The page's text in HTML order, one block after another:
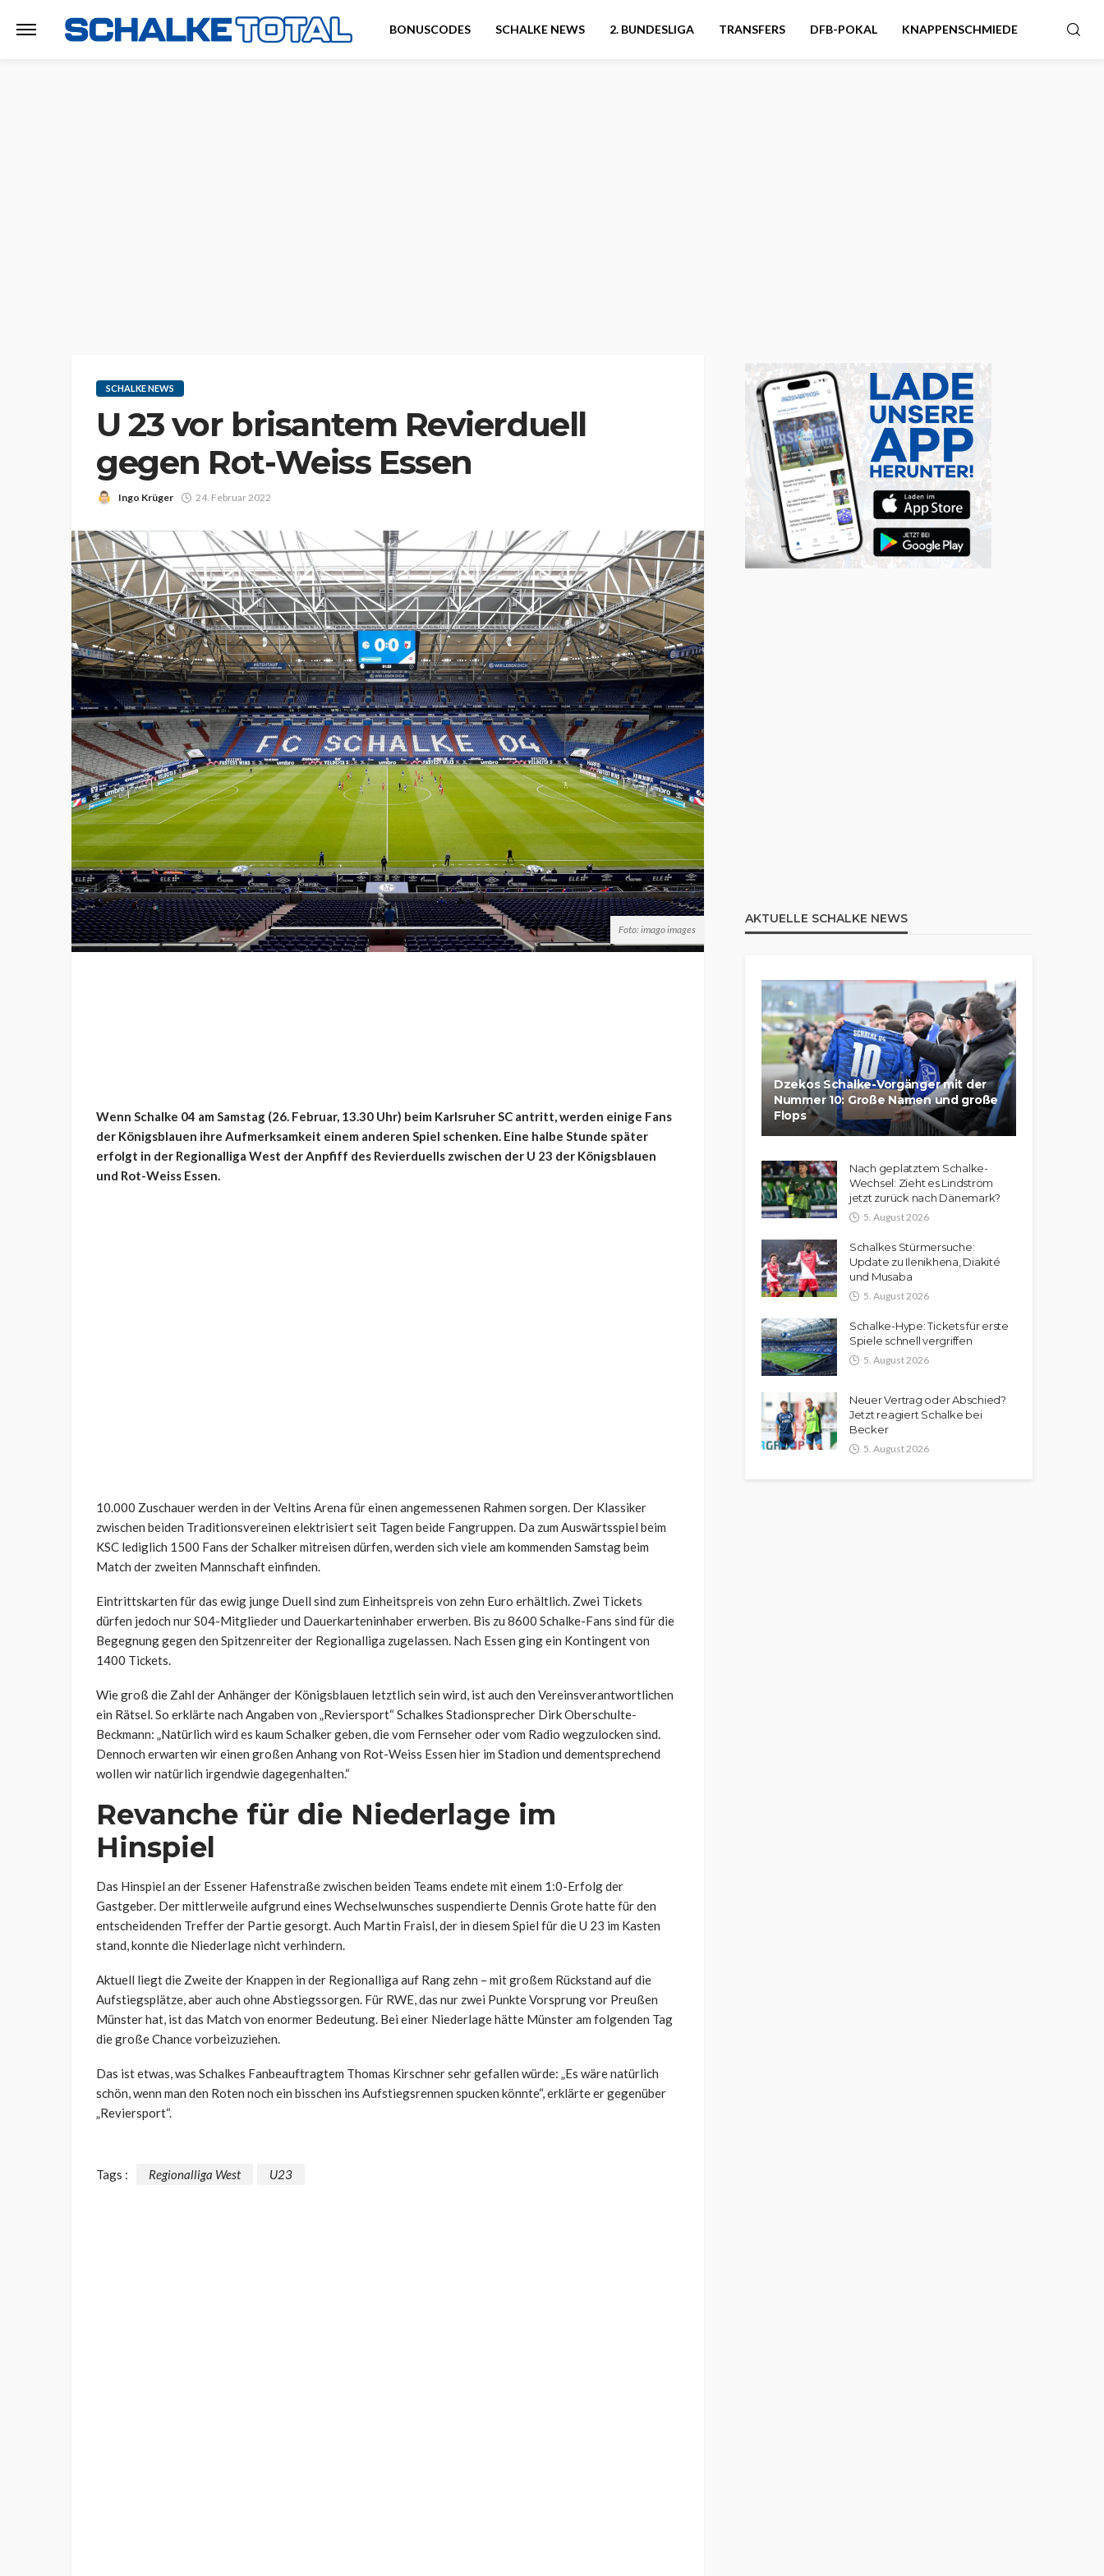
BONUSCODES SCHALKE NEWS 2. BUNDESLIGA TRANSFERS DFB-POKAL KNAPPENSCHMIEDE
SCHALKE NEWS
U 23 vor brisantem Revierduell
gegen Rot-Weiss Essen
Ingo Krüger 24. Februar 2022
Foto: imago images
Wenn Schalke 04 am Samstag (26. Februar, 13.30 Uhr) beim Karlsruher SC antritt, werden einige Fans
der Königsblauen ihre Aufmerksamkeit einem anderen Spiel schenken. Eine halbe Stunde später
erfolgt in der Regionalliga West der Anpfiff des Revierduells zwischen der U 23 der Königsblauen
und Rot-Weiss Essen.
10.000 Zuschauer werden in der Veltins Arena für einen angemessenen Rahmen sorgen. Der Klassiker
zwischen beiden Traditionsvereinen elektrisiert seit Tagen beide Fangruppen. Da zum Auswärtsspiel beim
KSC lediglich 1500 Fans der Schalker mitreisen dürfen, werden sich viele am kommenden Samstag beim
Match der zweiten Mannschaft einfinden.
Eintrittskarten für das ewig junge Duell sind zum Einheitspreis von zehn Euro erhältlich. Zwei Tickets
dürfen jedoch nur S04-Mitglieder und Dauerkarteninhaber erwerben. Bis zu 8600 Schalke-Fans sind für die
Begegnung gegen den Spitzenreiter der Regionalliga zugelassen. Nach Essen ging ein Kontingent von
1400 Tickets.
Wie groß die Zahl der Anhänger der Königsblauen letztlich sein wird, ist auch den Vereinsverantwortlichen
ein Rätsel. So erklärte nach Angaben von „Reviersport“ Schalkes Stadionsprecher Dirk Oberschulte-
Beckmann: „Natürlich wird es kaum Schalker geben, die vom Fernseher oder vom Radio wegzulocken sind.
Dennoch erwarten wir einen großen Anhang von Rot-Weiss Essen hier im Stadion und dementsprechend
wollen wir natürlich irgendwie dagegenhalten.“
Revanche für die Niederlage im
Hinspiel
Das Hinspiel an der Essener Hafenstraße zwischen beiden Teams endete mit einem 1:0-Erfolg der
Gastgeber. Der mittlerweile aufgrund eines Wechselwunsches suspendierte Dennis Grote hatte für den
entscheidenden Treffer der Partie gesorgt. Auch Martin Fraisl, der in diesem Spiel für die U 23 im Kasten
stand, konnte die Niederlage nicht verhindern.
Aktuell liegt die Zweite der Knappen in der Regionalliga auf Rang zehn – mit großem Rückstand auf die
Aufstiegsplätze, aber auch ohne Abstiegssorgen. Für RWE, das nur zwei Punkte Vorsprung vor Preußen
Münster hat, ist das Match von enormer Bedeutung. Bei einer Niederlage hätte Münster am folgenden Tag
die große Chance vorbeizuziehen.
Das ist etwas, was Schalkes Fanbeauftragtem Thomas Kirschner sehr gefallen würde: „Es wäre natürlich
schön, wenn man den Roten noch ein bisschen ins Aufstiegsrennen spucken könnte“, erklärte er gegenüber
„Reviersport“.
Tags : Regionalliga West U23
AKTUELLE SCHALKE NEWS
Dzekos Schalke-Vorgänger mit der
Nummer 10: Große Namen und große
Flops
Nach geplatztem Schalke-
Wechsel: Zieht es Lindström
jetzt zurück nach Dänemark?
5. August 2026
Schalkes Stürmersuche:
Update zu Ilenikhena, Diakité
und Musaba
5. August 2026
Schalke-Hype: Tickets für erste
Spiele schnell vergriffen
5. August 2026
Neuer Vertrag oder Abschied?
Jetzt reagiert Schalke bei
Becker
5. August 2026